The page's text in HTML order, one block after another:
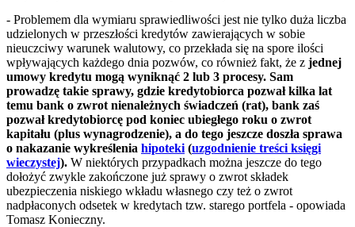
- Problemem dla wymiaru sprawiedliwości jest nie tylko duża liczba
udzielonych w przeszłości kredytów zawierających w sobie
nieuczciwy warunek walutowy, co przekłada się na spore ilości
wpływających każdego dnia pozwów, co również fakt, że z jednej
umowy kredytu mogą wyniknąć 2 lub 3 procesy. Sam
prowadzę takie sprawy, gdzie kredytobiorca pozwał kilka lat
temu bank o zwrot nienależnych świadczeń (rat), bank zaś
pozwał kredytobiorcę pod koniec ubiegłego roku o zwrot
kapitału (plus wynagrodzenie), a do tego jeszcze doszła sprawa
o nakazanie wykreślenia hipoteki (uzgodnienie treści księgi
wieczystej). W niektórych przypadkach można jeszcze do tego
dołożyć zwykle zakończone już sprawy o zwrot składek
ubezpieczenia niskiego wkładu własnego czy też o zwrot
nadpłaconych odsetek w kredytach tzw. starego portfela - opowiada
Tomasz Konieczny.